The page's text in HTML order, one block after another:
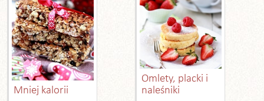
Mniej kalorii
Omlety, placki i
naleśniki